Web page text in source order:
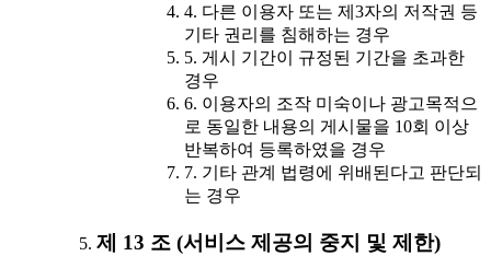
4. 다른 이용자 또는 제3자의 저작권 등
기타 권리를 침해하는 경우
5. 게시 기간이 규정된 기간을 초과한
경우
6. 이용자의 조작 미숙이나 광고목적으
로 동일한 내용의 게시물을 10회 이상
반복하여 등록하였을 경우
7. 기타 관계 법령에 위배된다고 판단되
는 경우
제 13 조 (서비스 제공의 중지 및 제한)